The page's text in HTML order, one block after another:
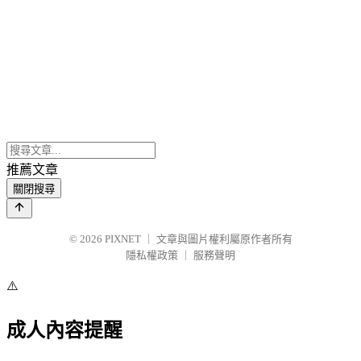
推薦文章
關閉搜尋
© 2026 PIXNET
文章與圖片權利屬原作者所有
隱私權政策
服務聲明
⚠️
成人內容提醒